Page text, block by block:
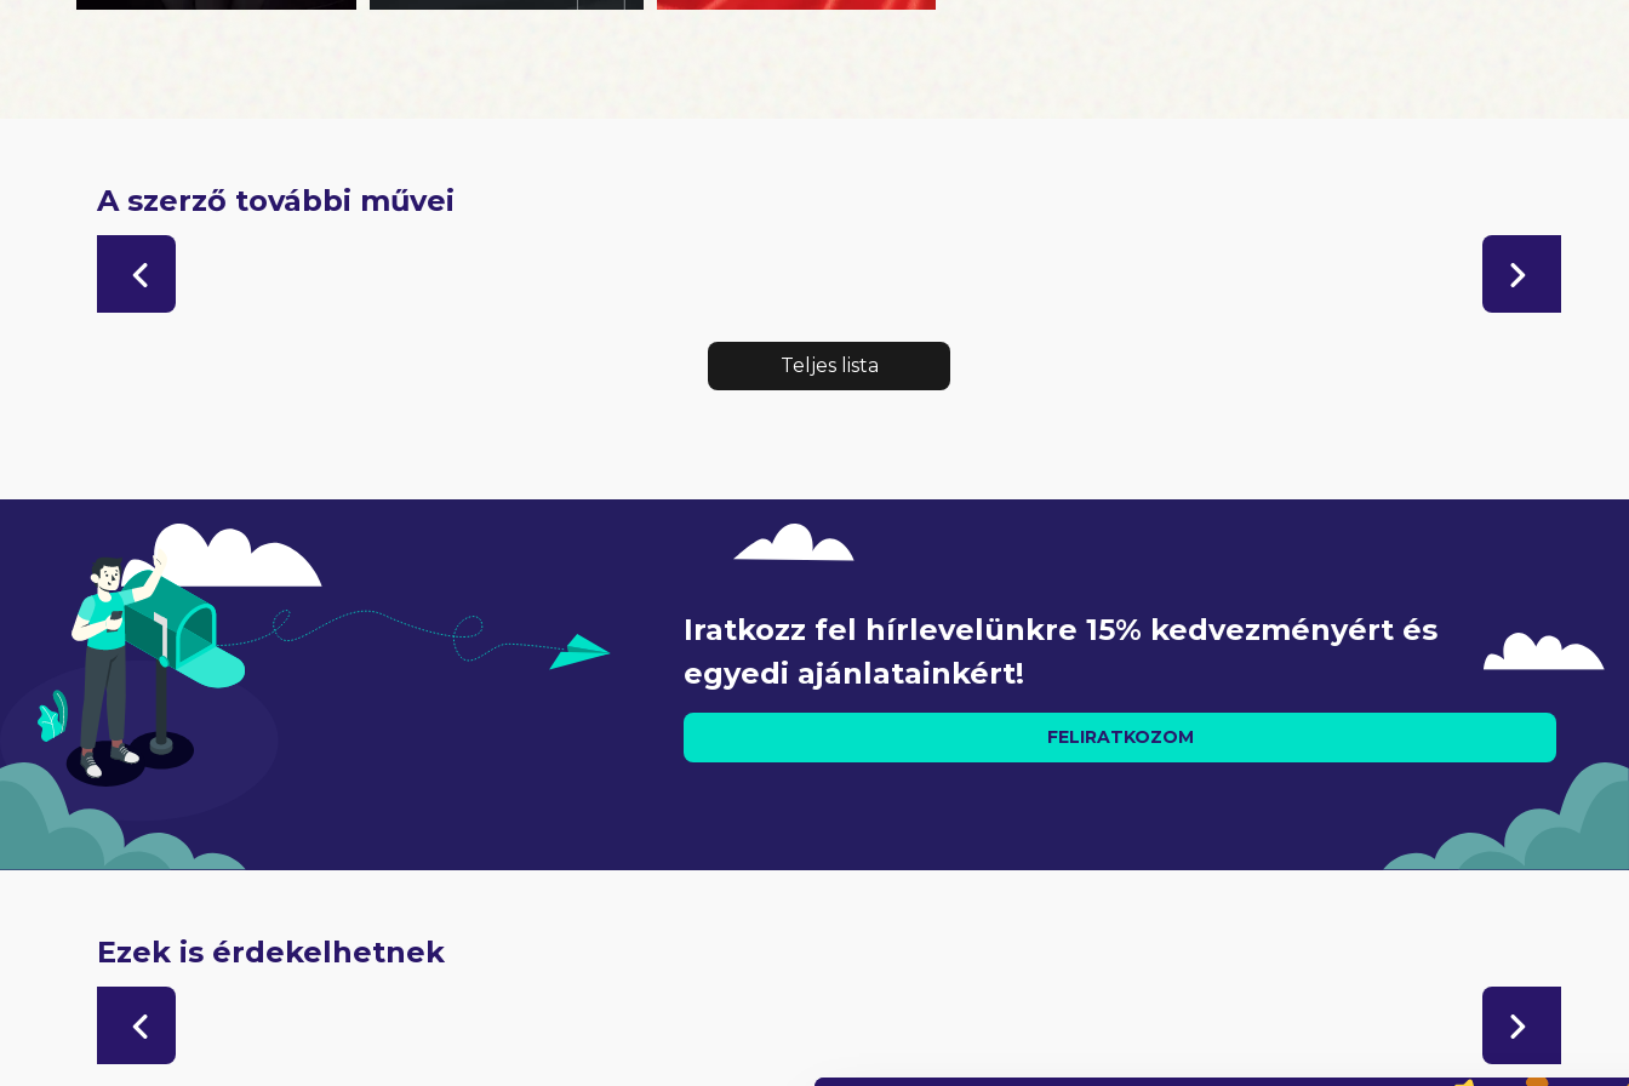
A szerző további művei
Teljes lista
Iratkozz fel hírlevelünkre 15% kedvezményért és
egyedi ajánlatainkért!
FELIRATKOZOM
Ezek is érdekelhetnek